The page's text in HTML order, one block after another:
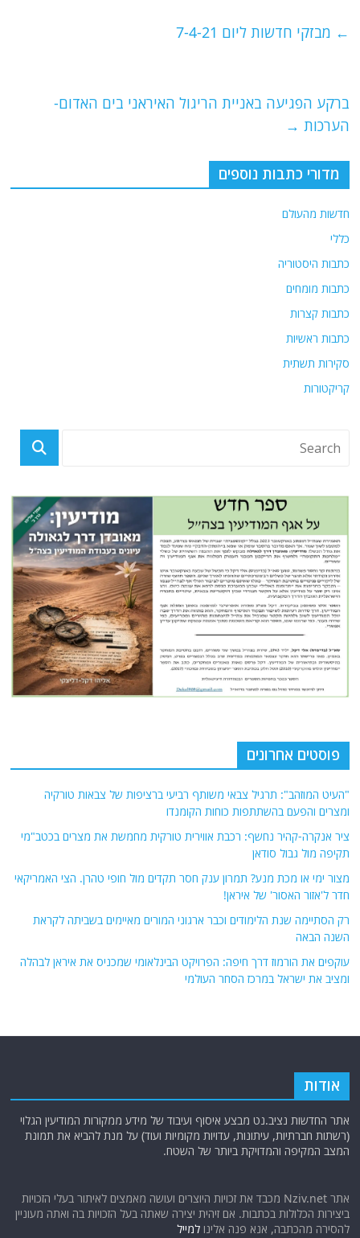
s
p
g
l
er
e
o
← מבזקי חדשות ליום 7-4-21
ברקע הפגיעה באניית הריגול האיראני בים האדום-
הערכות →
מדורי כתבות נוספים
חדשות מהעולם
כללי
כתבות היסטוריה
כתבות מומחים
כתבות קצרות
כתבות ראשיות
סקירות תשתית
קריקטורות
פוסטים אחרונים
"העיט המוזהב": תרגיל צבאי משותף רביעי ברציפות של צבאות טורקיה
ומצרים והפעם בהשתתפות כוחות הקומנדו
ציר אנקרה-קהיר נחשף: רכבת אווירית טורקית מחמשת את מצרים בכטב"מי
תקיפה מול גבול סודאן
מצור ימי או מכת מנע? תמרון ענק חסר תקדים מול חופי טהרן. הצי האמריקאי
חדר ל'אזור האסור' של איראן!
רק הסתיימה שנת הלימודים וכבר ארגוני המורים מאיימים בשביתה לקראת
השנה הבאה
עוקפים את הורמוז דרך חיפה: הפרויקט הבינלאומי שמכניס את איראן לבהלה
ומציב את ישראל במרכז הסחר העולמי
אודות
אתר החדשות נציב.נט מבצע איסוף ועיבוד של מידע ממקורות המודיעין הגלוי
(רשתות חברתיות, עיתונות, עדויות מקומיות ועוד) על מנת להביא את תמונת
המצב המקיפה והמדויקת ביותר של השטח.
אתר Nziv.net מכבד את זכויות היוצרים ועושה מאמצים לאיתור בעלי הזכויות
ביצירות הכלולות בכתבות. אם זיהית יצירה שאתה בעל הזכויות בה ואתה מעוניין
להסירה מהכתבה, אנא פנה אלינולמייל